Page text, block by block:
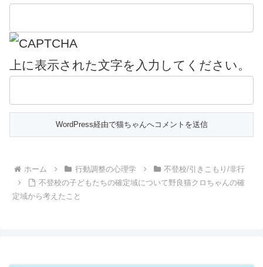
上に表示された文字を入力してください。
ホーム 行動調整の心理学
不登校/引きこもり/非行
不登校の子どもたちの確定域について野良猫クロちゃんの確
定域から考えたこと